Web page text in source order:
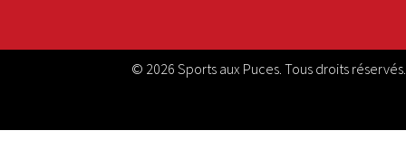
© 2026 Sports aux Puces. Tous droits